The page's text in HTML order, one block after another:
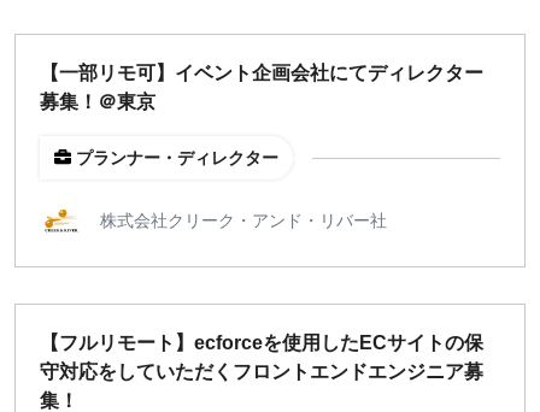
【一部リモ可】イベント企画会社にてディレクター
募集！＠東京
プランナー・ディレクター
株式会社クリーク・アンド・リバー社
【フルリモート】ecforceを使用したECサイトの保
守対応をしていただくフロントエンドエンジニア募
集！